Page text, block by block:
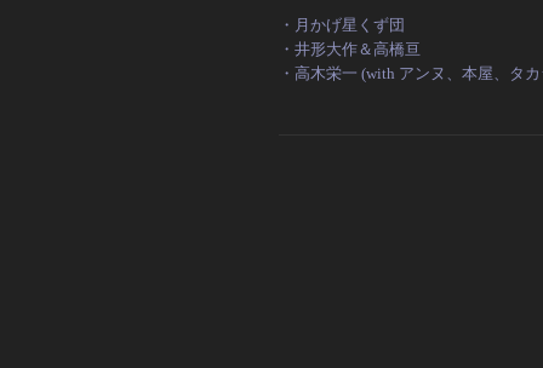
・月かげ星くず団
・井形大作＆高橋亘
・高木栄一 (with アンヌ、本屋、タ